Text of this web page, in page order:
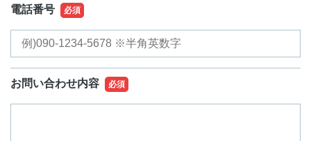
電話番号 必須
お問い合わせ内容 必須